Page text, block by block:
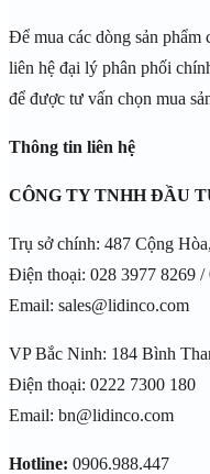
Để mua các dòng sản
liên hệ đại lý phân phối
để được tư vấn chọn mua
Thông tin liên hệ
CÔNG TY TNHH ĐẦU
Trụ sở chính: 487 Cộng
Điện thoại: 028 3977 8269 /
Email: sales@lidinco.com
VP Bắc Ninh: 184 Bình
Điện thoại: 0222 7300 180
Email: bn@lidinco.com
Hotline: 0906.988.447